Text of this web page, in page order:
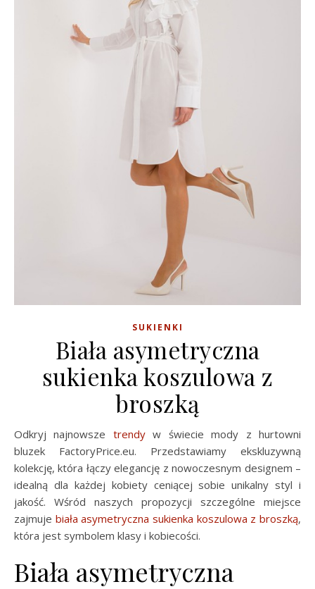
SUKIENKI
Biała asymetryczna
sukienka koszulowa z
broszką
Odkryj najnowsze trendyw świecie mody z hurtowni
bluzek FactoryPrice.eu. Przedstawiamy ekskluzywną
kolekcję, która łączy elegancję z nowoczesnym designem –
idealną dla każdej kobiety ceniącej sobie unikalny styl i
jakość. Wśród naszych propozycji szczególne miejsce
zajmuje biała asymetryczna sukienka koszulowa z broszką,
która jest symbolem klasy i kobiecości.
Biała asymetryczna